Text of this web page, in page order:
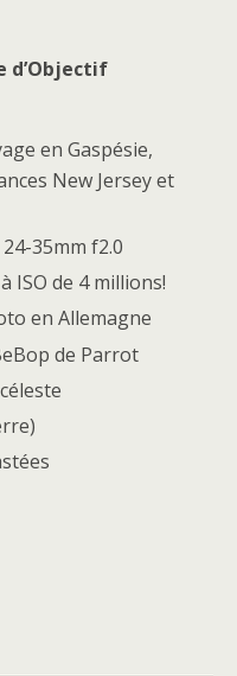
d’Objectif
en Gaspésie,
New Jersey et
35mm f2.0
ISO de 4 millions!
en Allemagne
de Parrot